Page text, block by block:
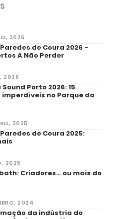
2026
de Coura 2026 –
A Não Perder
2026
Porto 2026: 15
no Parque da
2025
de Coura 2025:
2025
Criadores… ou mais do
2024
da indústria do